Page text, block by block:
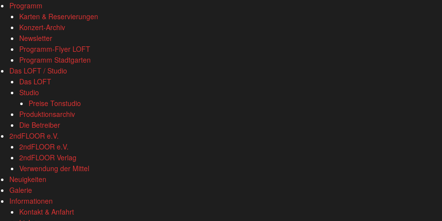
www.loftkoeln.de
navigation
Skip
content
Programm
Karten & Reservierungen
Konzert-Archiv
Newsletter
Programm-Flyer LOFT
Programm Stadtgarten
Das LOFT / Studio
Das LOFT
Studio
Preise Tonstudio
Produktionsarchiv
Die Betreiber
2ndFLOOR e.V.
2ndFLOOR e.V.
2ndFLOOR Verlag
Verwendung der Mittel
Neuigkeiten
Galerie
Informationen
Kontakt & Anfahrt